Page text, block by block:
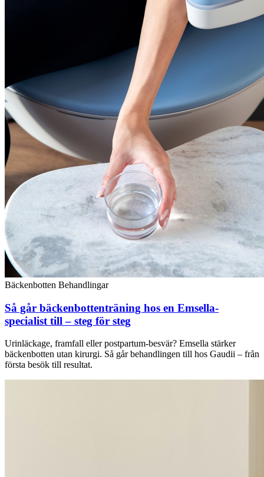
Bäckenbotten Behandlingar
Så går bäckenbottenträning hos en Emsella-
specialist till – steg för steg
Urinläckage, framfall eller postpartum-besvär? Emsella stärker
bäckenbotten utan kirurgi. Så går behandlingen till hos Gaudii – från
första besök till resultat.